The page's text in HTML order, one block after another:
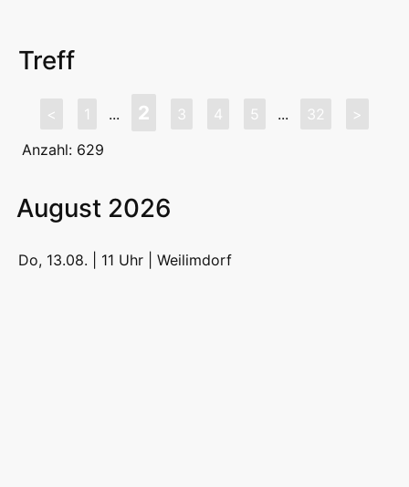
Treff
< 1 ... 2 3 4 5 ... 32
>
Anzahl: 629
August 2026
Do, 13.08. | 11 Uhr | Weilimdorf